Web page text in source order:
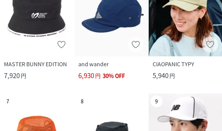
MASTER BUNNY EDITION
7,920円
and wander
6,930円 30%OFF
CIAOPANIC TYPY
5,940円
7 8 9